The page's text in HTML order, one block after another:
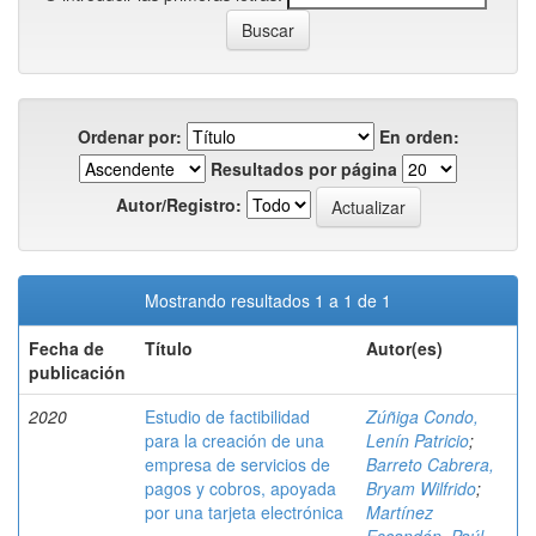
Ordenar por:
En orden:
Resultados por página
Autor/Registro:
Mostrando resultados 1 a 1 de 1
Fecha de
publicación
Título Autor(es)
2020
Estudio de factibilidad
para la creación de una
empresa de servicios de
pagos y cobros, apoyada
por una tarjeta electrónica
Zúñiga Condo,
Lenín Patricio;
Barreto Cabrera,
Bryam Wilfrido;
Martínez